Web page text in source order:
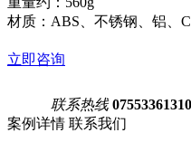
材质：ABS、不锈钢、铝、
立即咨询
联系热线
案例详情 联系我们